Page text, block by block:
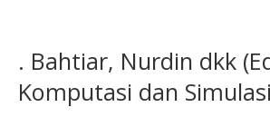
. Bahtiar, Nurdin dkk
Komputasi dan